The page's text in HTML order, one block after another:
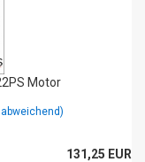
Motor
131,25 EUR